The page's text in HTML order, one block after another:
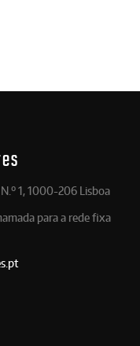
1, 1000-206 Lisboa
para a rede fixa